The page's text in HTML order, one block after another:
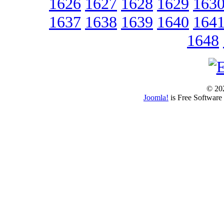
1626 1627 1628 1629
1637 1638 1639 1640
1648
©
Joomla! is Free